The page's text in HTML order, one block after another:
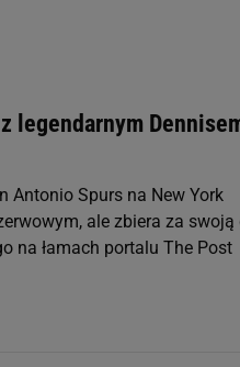
legendarnym
Antonio Spurs na New York
ale zbiera za swoją
na łamach portalu The Post